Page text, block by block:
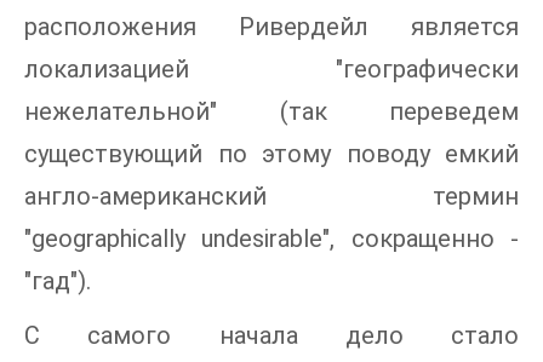
расположения Ривердейл является
локализацией "географически
нежелательной" (так переведем
существующий по этому поводу емкий
англо-американский термин
"geographically undesirable", сокращенно -
"гад").
С самого начала дело стало